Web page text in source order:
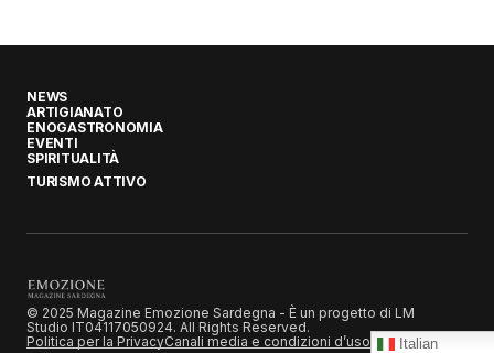
NEWS
ARTIGIANATO
ENOGASTRONOMIA
EVENTI
SPIRITUALITÀ
TURISMO ATTIVO
© 2025 Magazine Emozione Sardegna - È un progetto di LM
Studio IT04117050924. All Rights Reserved.
Politica per la PrivacyCanali media e condizioni d’uso Italian